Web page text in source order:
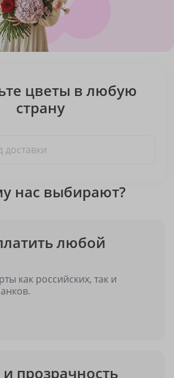
цветы в любую
страну
нас выбирают?
любой
как российских, так и
прозрачность